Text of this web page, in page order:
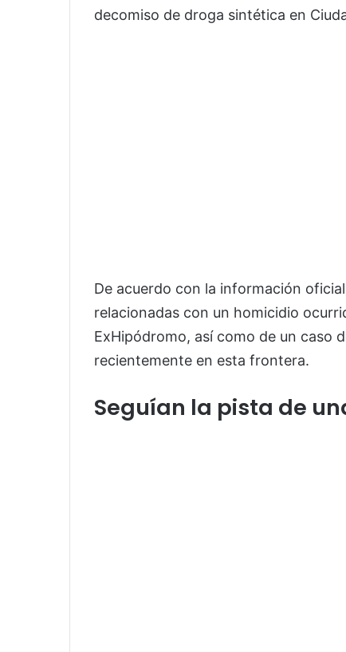
decomiso de droga sintética en
De acuerdo con la información
relacionadas con un homicidio
ExHipódromo, así como de un caso
recientemente en esta frontera.
Seguían la pista de